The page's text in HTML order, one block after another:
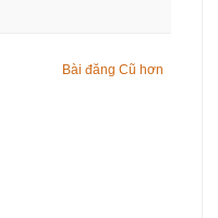
Bài đăng Cũ hơn